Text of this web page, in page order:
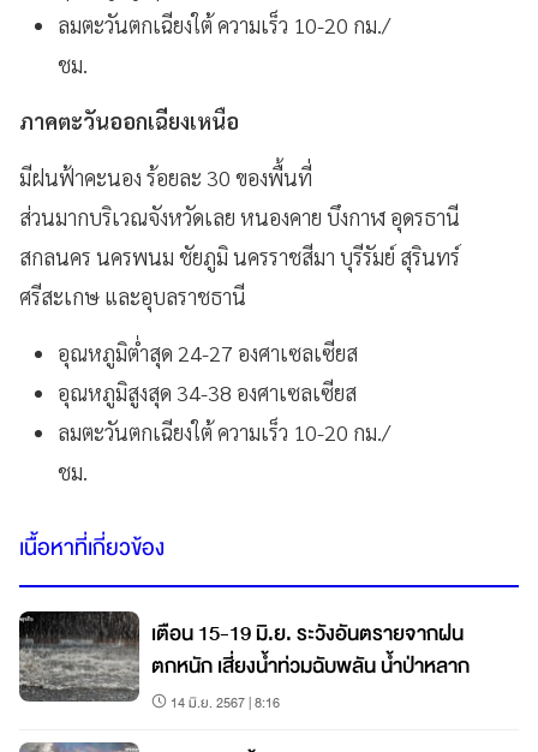
ลมตะวันตกเฉียงใต้ ความเร็ว 10-20 กม./
ชม.
ภาคตะวันออกเฉียงเหนือ
มีฝนฟ้าคะนอง ร้อยละ 30 ของพื้นที่
ส่วนมากบริเวณจังหวัดเลย หนองคาย บึงกาฬ อุดรธานี
สกลนคร นครพนม ชัยภูมิ นครราชสีมา บุรีรัมย์ สุรินทร์
ศรีสะเกษ และอุบลราชธานี
อุณหภูมิต่ำสุด 24-27 องศาเซลเซียส
อุณหภูมิสูงสุด 34-38 องศาเซลเซียส
ลมตะวันตกเฉียงใต้ ความเร็ว 10-20 กม./
ชม.
เนื้อหาที่เกี่ยวข้อง
เตือน 15-19 มิ.ย. ระวังอันตรายจากฝน
ตกหนัก เสี่ยงน้ำท่วมฉับพลัน น้ำป่าหลาก
14 มิ.ย. 2567 | 8:16